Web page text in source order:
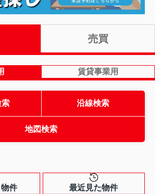
売買
賃貸事業用
索 沿線検索
地図検索
件 最近見た物件